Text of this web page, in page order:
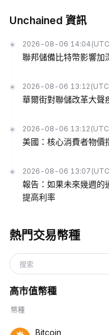
Unchained 資訊
2026-08-06 14:04
聯邦儲備比特幣影響加
2026-08-06 13:12
華爾街對聯儲改革大聲
2026-08-06 13:12
美國：核心消費者物價
2026-08-06 13:07
報告：如果未來幾週的
提高利率
熱門交易幣種
搜索
高市值幣種
幣種
Bitcoin